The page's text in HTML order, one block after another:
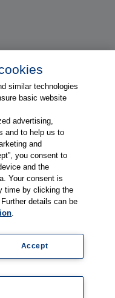
similar technologies
basic website
advertising,
and to help us to
and
you consent to
and the
Your consent is
time by clicking the
details can be
Accept